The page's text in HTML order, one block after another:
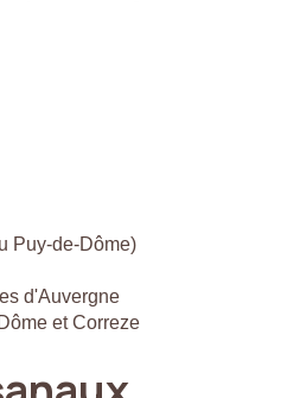
Puy-de-Dôme)
d'Auvergne
et Correze